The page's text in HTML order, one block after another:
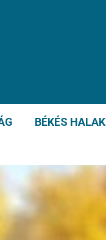
BÉKÉS HALAK